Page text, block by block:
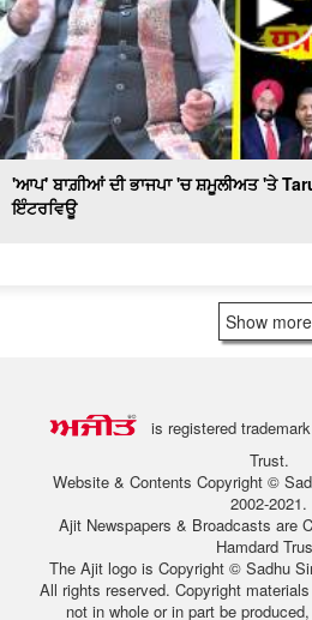
'ਆਪ' ਬਾਗ਼ੀਆਂ ਦੀ ਭਾਜਪਾ 'ਚ ਸ਼ਮੂਲੀਅਤ 'ਤੇ
ਇੰਟਰਵਿਊ
Show more
is registered
Trust.
Website & Contents Copyright ©
2002-2021.
Ajit Newspapers & Broadcasts are
Hamdard
The Ajit logo is Copyright © Sadhu
All rights reserved. Copyright
not in whole or in part be